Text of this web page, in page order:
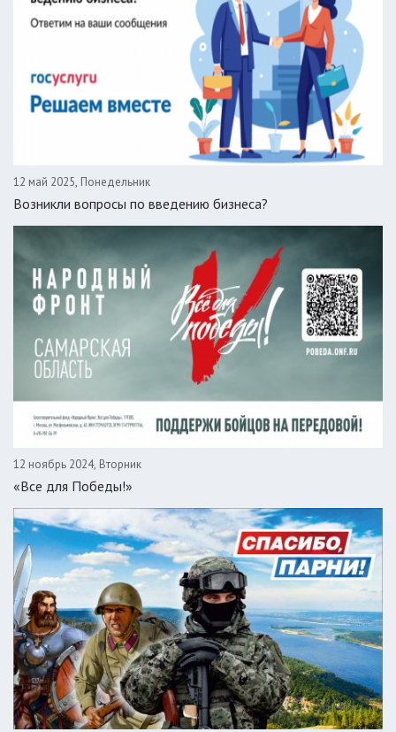
12 май 2025, Понедельник
Возникли вопросы по введению бизнеса?
12 ноябрь 2024, Вторник
«Все для Победы!»